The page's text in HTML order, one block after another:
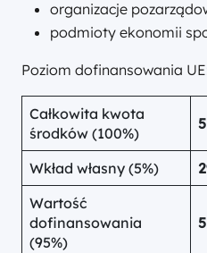
organizacje
podmioty ekonomii
Poziom dofinansowania
Całkowita kwota
środków (100%)
Wkład własny (5%)
Wartość
dofinansowania
(95%)